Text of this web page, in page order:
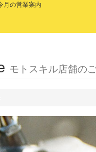
月の営業案内
モトスキル店舗の